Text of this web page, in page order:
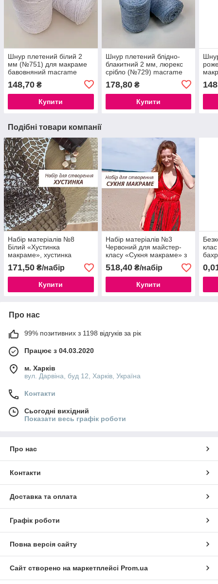
Шнур плетений білий 2
мм (№751) для макраме
бавовняний macrame
нитки для макраме
148,70 ₴
Купити
Шнур плетений блідно-
блакитний 2 мм, люрекс
срібло (№729) macrame
в'язання, нитки для
макраме
178,80₴
Купити
Подібні товари компанії
Набір матеріалів №8
Білий «Хустинка
макраме», хустинка
ажурна
171,50 ₴/набір
Купити
Набір матеріалів №3
Червоний для майстер-
класу «Сукня макраме» з
трикотажної пряжі
Maccheroni
518,40₴/набір
Купити
Про нас
99% позитивних з 1198 відгуків за рік
Працює з 04.03.2020
м. Харків
вул. Дарвіна, буд 12, Харків, Україна
Контакти
Сьогодні вихідний
Показати весь графік роботи
Про нас
Контакти
Доставка та оплата
Графік роботи
Повна версія сайту
Сайт створено на маркетплейсі Prom.ua